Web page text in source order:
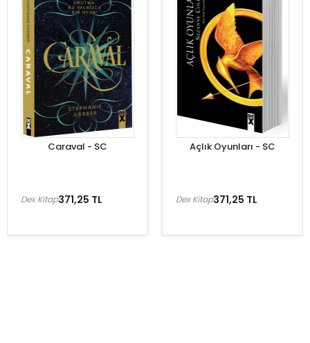
Caraval - SC
371,25 TL
Dex Kitap
Açlık Oyunları - SC
371,25 TL
Dex Kitap